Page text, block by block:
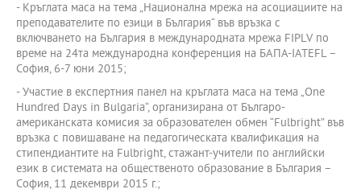
- Кръглата маса на тема „Национална мрежа на асоциациите на
преподавателите по езици в България“ във връзка с
включването на България в международната мрежа FIPLV по
време на 24та международна конференция на БАПА-IATEFL –
София, 6-7 юни 2015;
- Участие в експертния панел на кръглата маса на тема „One
Hundred Days in Bulgaria“, организирана от Българо-
американската комисия за образователен обмен “Fulbright” във
връзка с повишаване на педагогическата квалификация на
стипендиантите на Fulbright, стажант-учители по английски
език в системата на общественото образование в България –
София, 11 декември 2015 г.;